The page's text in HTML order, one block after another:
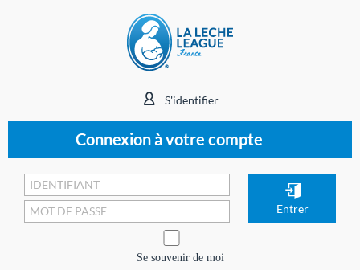
S'identifier
Connexion à votre compte
Se souvenir de moi